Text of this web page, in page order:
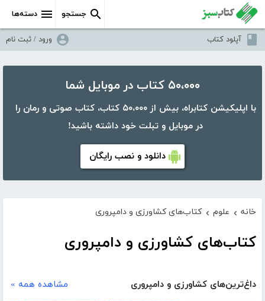
دسته‌ها جستجو
آپلود کتاب ورود / ثبت نام
۵۰،۰۰۰ کتاب در موبایل شما
با اپلیکیشن کتابراه، بیش از ۵۰،۰۰۰ کتاب، کتاب صوتی و رمان را
در موبایل و تبلت خود داشته باشید!
دانلود و نصب رایگان
خانه › علوم › کتاب‌های کشاورزی و دامپروری
کتاب‌های کشاورزی و دامپروری
داغ‌ترین‌های کشاورزی و دامپروری مشاهده همه »